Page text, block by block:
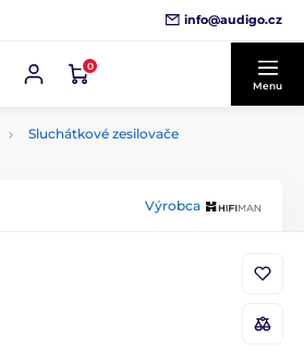
info@audigo.cz
0
Menu
Sluchátkové zesilovače
Výrobca